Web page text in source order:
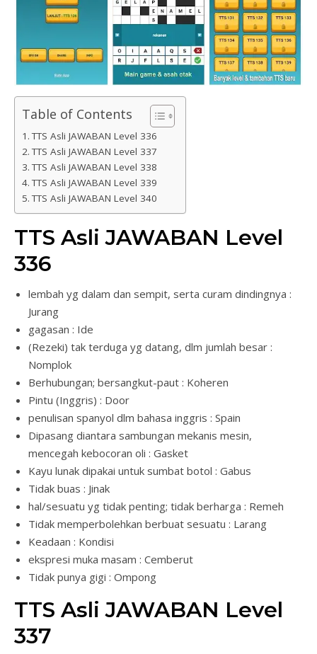
Table of Contents
TTS Asli JAWABAN Level 336
TTS Asli JAWABAN Level 337
TTS Asli JAWABAN Level 338
TTS Asli JAWABAN Level 339
TTS Asli JAWABAN Level 340
TTS Asli JAWABAN Level
336
lembah yg dalam dan sempit, serta curam dindingnya :
Jurang
gagasan : Ide
(Rezeki) tak terduga yg datang, dlm jumlah besar :
Nomplok
Berhubungan; bersangkut-paut : Koheren
Pintu (Inggris) : Door
penulisan spanyol dlm bahasa inggris : Spain
Dipasang diantara sambungan mekanis mesin,
mencegah kebocoran oli : Gasket
Kayu lunak dipakai untuk sumbat botol : Gabus
Tidak buas : Jinak
hal/sesuatu yg tidak penting; tidak berharga : Remeh
Tidak memperbolehkan berbuat sesuatu : Larang
Keadaan : Kondisi
ekspresi muka masam : Cemberut
Tidak punya gigi : Ompong
TTS Asli JAWABAN Level
337